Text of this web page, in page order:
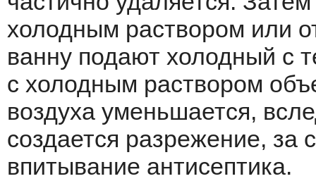
холодным раствором или
ванну подают холодный с
с холодным раствором
воздуха уменьшается,
создается разрежение, за
впитывание антисептика.